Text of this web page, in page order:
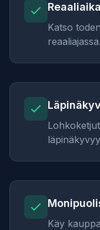
Katso
reaaliajassa.
Käy